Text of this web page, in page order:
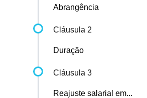
Abrangência
Cláusula 2
Duração
Cláusula 3
Reajuste salarial em...